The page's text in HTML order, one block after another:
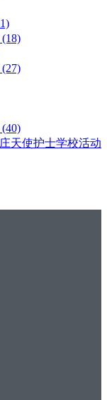
(18)
(27)
(40)
天使护士学校活动